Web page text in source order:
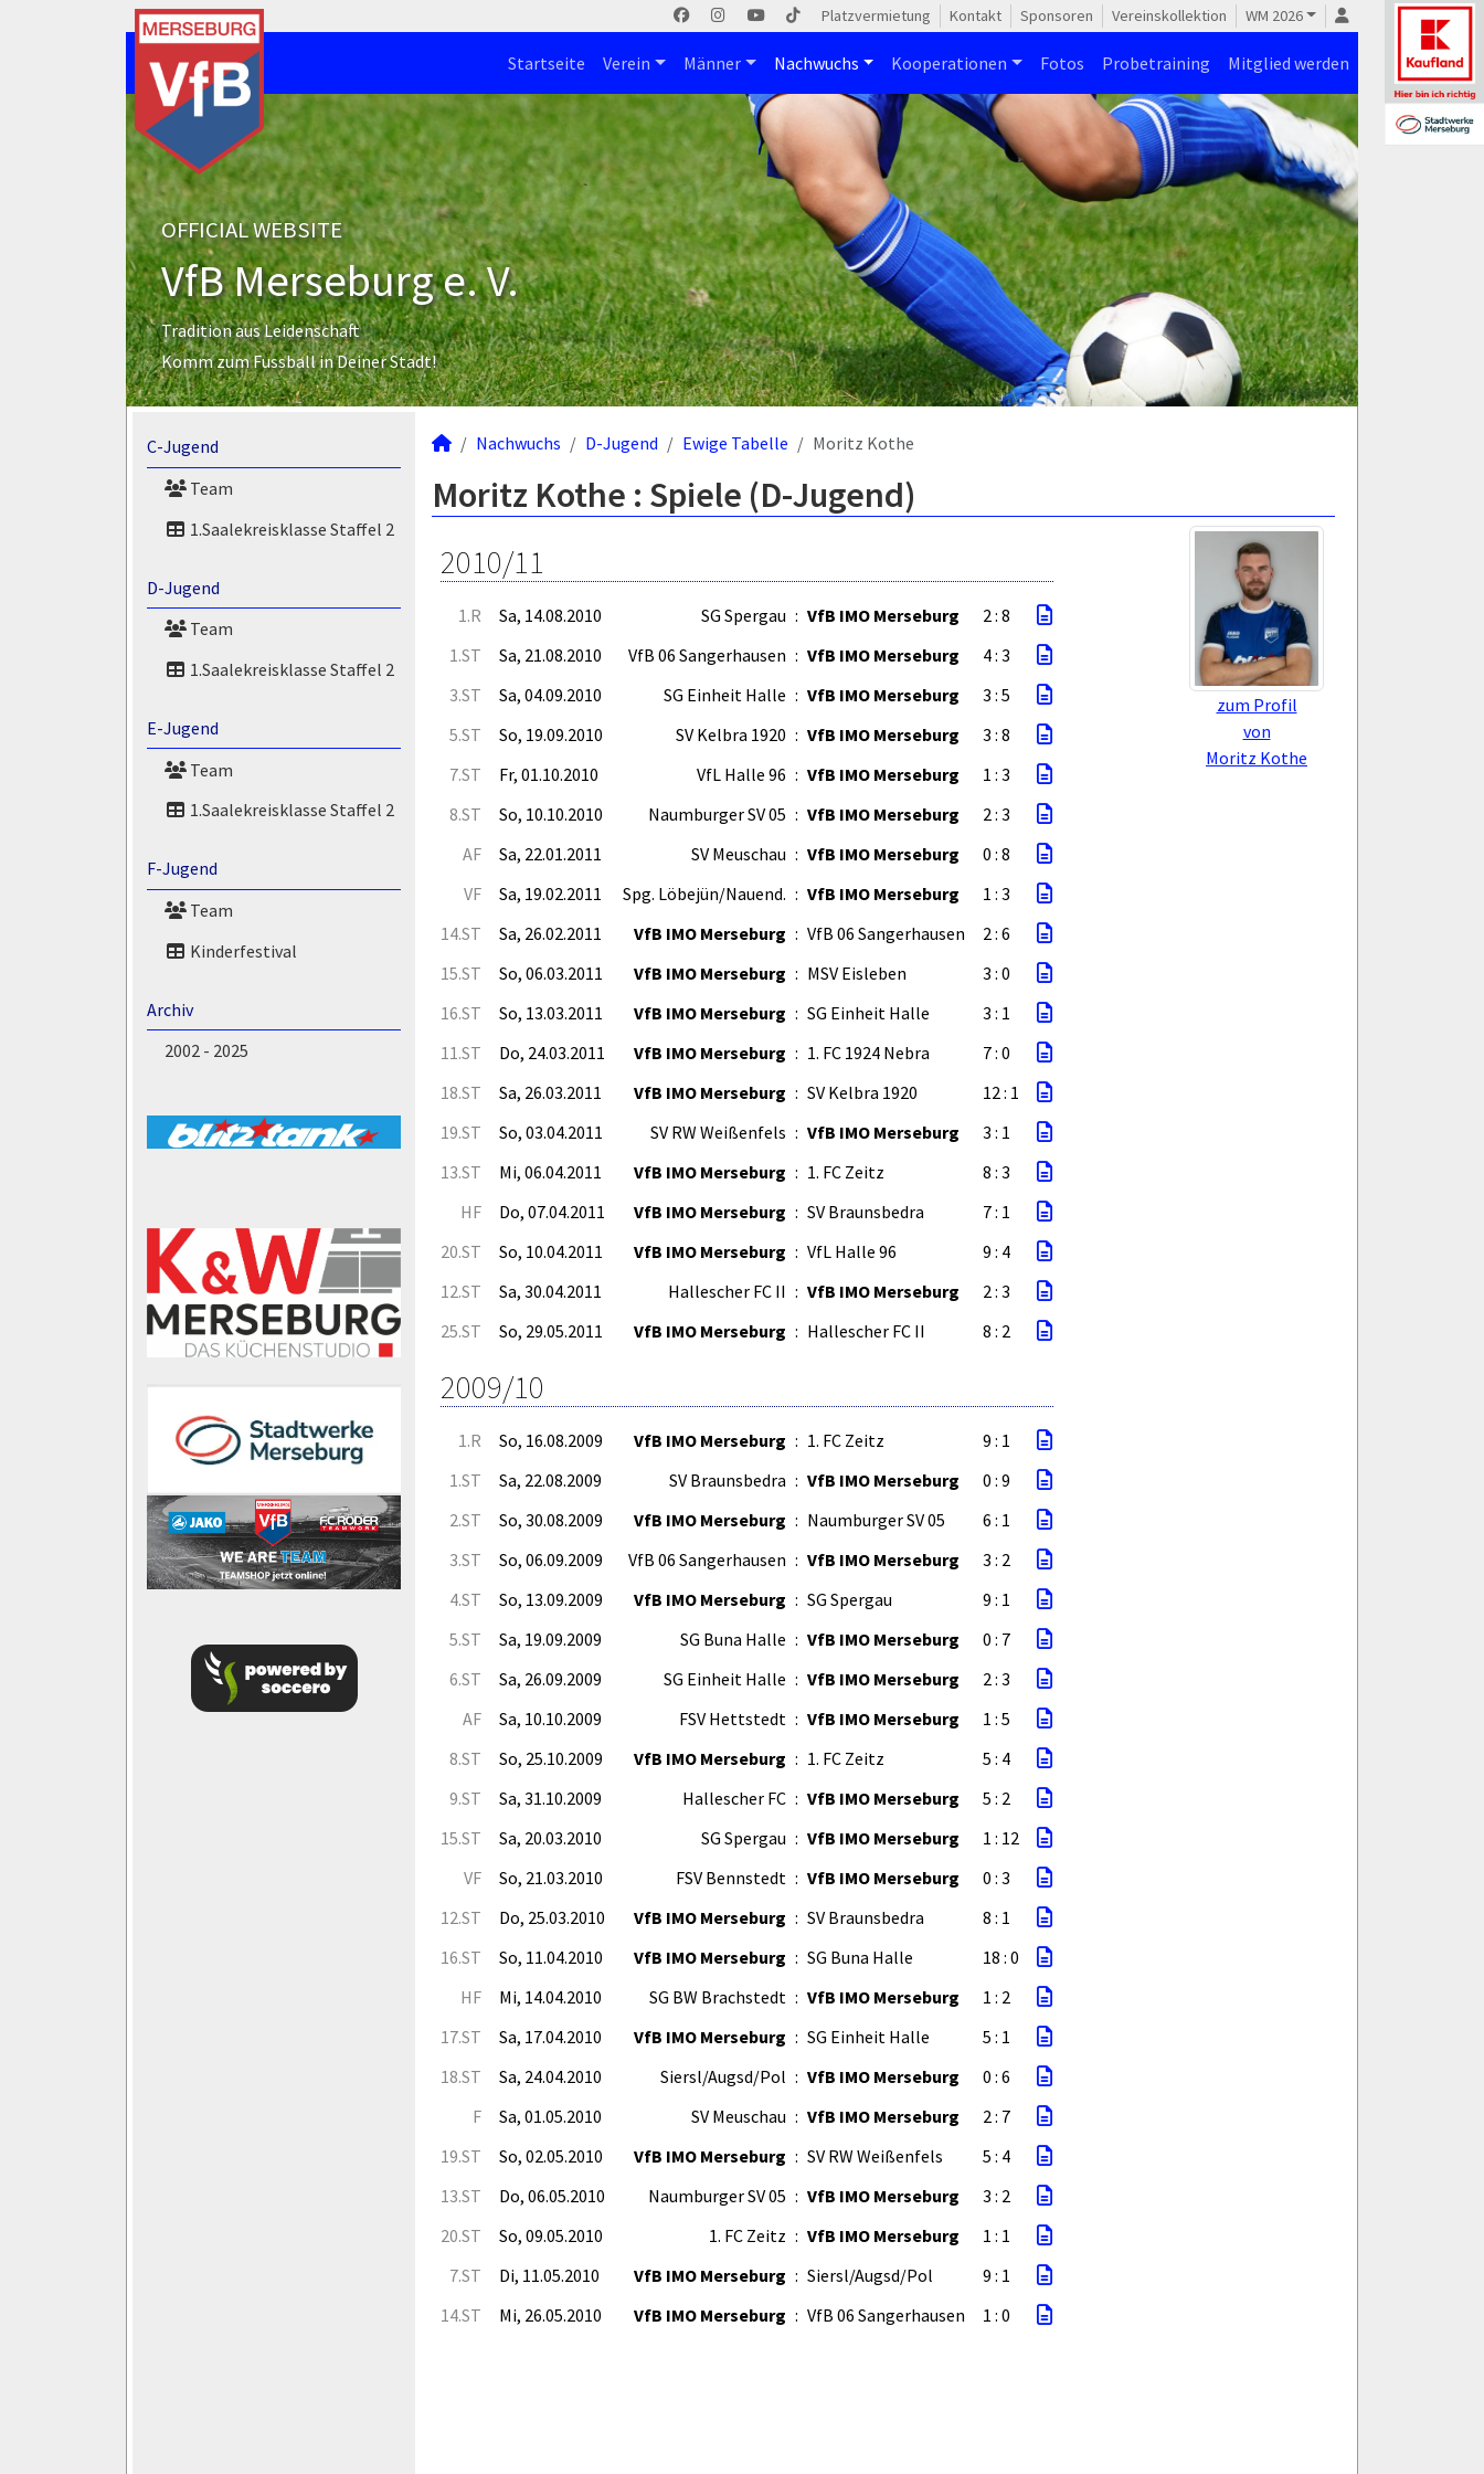
Platzvermietung Kontakt Sponsoren Vereinskollektion WM 2026
Startseite Verein Männer Nachwuchs Kooperationen Fotos Probetraining Mitglied werden
OFFICIAL WEBSITE
VfB Merseburg e. V.
Tradition aus Leidenschaft
Komm zum Fussball in Deiner Stadt!
C-Jugend
Team
1.Saalekreisklasse Staffel 2
D-Jugend
Team
1.Saalekreisklasse Staffel 2
E-Jugend
Team
1.Saalekreisklasse Staffel 2
F-Jugend
Team
Kinderfestival
Archiv
2002 - 2025
Nachwuchs D-Jugend Ewige Tabelle Moritz Kothe
Moritz Kothe : Spiele (D-Jugend)
zum Profil
von
Moritz Kothe
2010/11
1.R Sa, 14.08.2010 SG Spergau : VfB IMO Merseburg
2 : 8
1.ST
Sa, 21.08.2010 VfB 06 Sangerhausen : VfB IMO Merseburg
4 : 3
3.ST
Sa, 04.09.2010 SG Einheit Halle : VfB IMO Merseburg
3 : 5
5.ST
So, 19.09.2010 SV Kelbra 1920 : VfB IMO Merseburg
3 : 8
7.ST
Fr, 01.10.2010 VfL Halle 96 : VfB IMO Merseburg
1 : 3
8.ST
So, 10.10.2010 Naumburger SV 05 : VfB IMO Merseburg
2 : 3
AF
Sa, 22.01.2011 SV Meuschau : VfB IMO Merseburg
0 : 8
VF
Sa, 19.02.2011 Spg. Löbejün/Nauend. : VfB IMO Merseburg
1 : 3
14.ST
Sa, 26.02.2011 VfB IMO Merseburg : VfB 06 Sangerhausen
2 : 6
15.ST
So, 06.03.2011 VfB IMO Merseburg : MSV Eisleben
3 : 0
16.ST
So, 13.03.2011 VfB IMO Merseburg : SG Einheit Halle
3 : 1
11.ST
Do, 24.03.2011 VfB IMO Merseburg : 1. FC 1924 Nebra
7 : 0
18.ST
Sa, 26.03.2011 VfB IMO Merseburg : SV Kelbra 1920
12 : 1
19.ST
So, 03.04.2011 SV RW Weißenfels : VfB IMO Merseburg
3 : 1
13.ST
Mi, 06.04.2011 VfB IMO Merseburg : 1. FC Zeitz
8 : 3
HF
Do, 07.04.2011 VfB IMO Merseburg : SV Braunsbedra
7 : 1
20.ST
So, 10.04.2011 VfB IMO Merseburg : VfL Halle 96
9 : 4
12.ST
Sa, 30.04.2011 Hallescher FC II : VfB IMO Merseburg
2 : 3
25.ST
So, 29.05.2011 VfB IMO Merseburg : Hallescher FC II 8 : 2
2009/10
1.R So, 16.08.2009 VfB IMO Merseburg : 1. FC Zeitz
9 : 1
1.ST
Sa, 22.08.2009 SV Braunsbedra : VfB IMO Merseburg
0 : 9
2.ST
So, 30.08.2009 VfB IMO Merseburg : Naumburger SV 05
6 : 1
3.ST
So, 06.09.2009 VfB 06 Sangerhausen : VfB IMO Merseburg
3 : 2
4.ST
So, 13.09.2009 VfB IMO Merseburg : SG Spergau
9 : 1
5.ST
Sa, 19.09.2009 SG Buna Halle : VfB IMO Merseburg
0 : 7
6.ST
Sa, 26.09.2009 SG Einheit Halle : VfB IMO Merseburg
2 : 3
AF
Sa, 10.10.2009 FSV Hettstedt : VfB IMO Merseburg
1 : 5
8.ST
So, 25.10.2009 VfB IMO Merseburg : 1. FC Zeitz
5 : 4
9.ST
Sa, 31.10.2009 Hallescher FC : VfB IMO Merseburg
5 : 2
15.ST
Sa, 20.03.2010 SG Spergau : VfB IMO Merseburg
1 : 12
VF
So, 21.03.2010 FSV Bennstedt : VfB IMO Merseburg
0 : 3
12.ST
Do, 25.03.2010 VfB IMO Merseburg : SV Braunsbedra
8 : 1
16.ST
So, 11.04.2010 VfB IMO Merseburg : SG Buna Halle
18 : 0
HF
Mi, 14.04.2010 SG BW Brachstedt : VfB IMO Merseburg
1 : 2
17.ST
Sa, 17.04.2010 VfB IMO Merseburg : SG Einheit Halle
5 : 1
18.ST
Sa, 24.04.2010 Siersl/Augsd/Pol : VfB IMO Merseburg
0 : 6
F
Sa, 01.05.2010 SV Meuschau : VfB IMO Merseburg
2 : 7
19.ST
So, 02.05.2010 VfB IMO Merseburg : SV RW Weißenfels
5 : 4
13.ST
Do, 06.05.2010 Naumburger SV 05 : VfB IMO Merseburg
3 : 2
20.ST
So, 09.05.2010 1. FC Zeitz : VfB IMO Merseburg
1 : 1
7.ST
Di, 11.05.2010 VfB IMO Merseburg : Siersl/Augsd/Pol
9 : 1
14.ST
Mi, 26.05.2010 VfB IMO Merseburg : VfB 06 Sangerhausen 1 : 0